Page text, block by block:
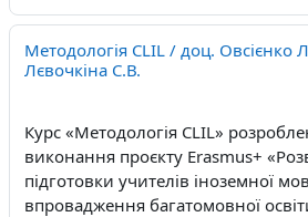
Методологія CLIL / доц. Овсієнко
Лєвочкіна С.В.
Курс «Методологія CLIL»
виконання проєкту Erasmus+
підготовки учителів іноземної
впровадження багатомовної